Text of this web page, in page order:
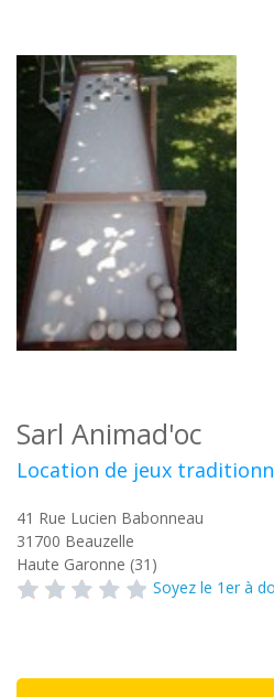
Sarl Animad'oc
Location de jeux
41 Rue Lucien Babonneau
31700 Beauzelle
Haute Garonne (31)
Soyez le 1er à